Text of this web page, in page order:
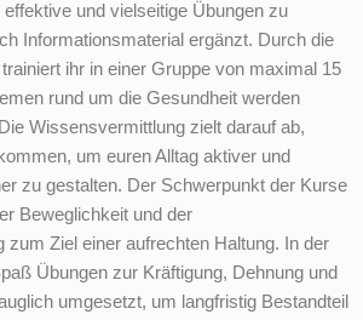
und vielseitige Übungen zu
Informationsmaterial ergänzt. Durch die
ihr in einer Gruppe von maximal 15
rund um die Gesundheit werden
Wissensvermittlung zielt darauf ab,
um euren Alltag aktiver und
zu gestalten. Der Schwerpunkt der Kurse
Beweglichkeit und der
zum Ziel einer aufrechten Haltung. In der
Übungen zur Kräftigung, Dehnung und
umgesetzt, um langfristig Bestandteil